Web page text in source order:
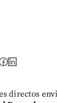
directos